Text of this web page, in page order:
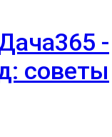
-
советы